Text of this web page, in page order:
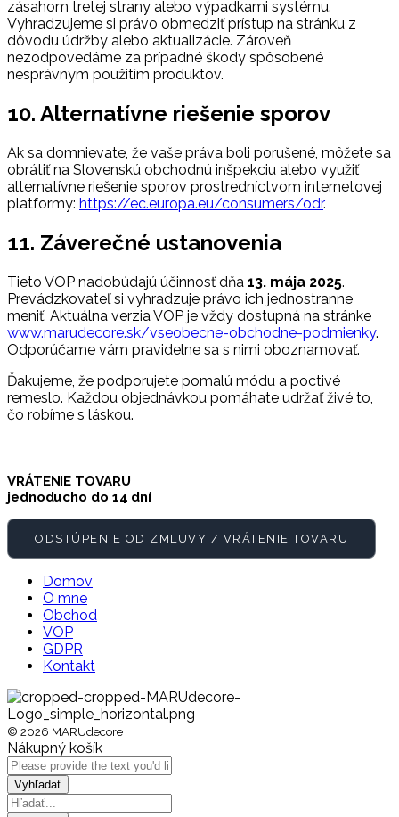
zásahom tretej strany alebo výpadkami systému.
Vyhradzujeme si právo obmedziť prístup na stránku z
dôvodu údržby alebo aktualizácie. Zároveň
nezodpovedáme za prípadné škody spôsobené
nesprávnym použitím produktov.
10. Alternatívne riešenie sporov
Ak sa domnievate, že vaše práva boli porušené, môžete sa
obrátiť na Slovenskú obchodnú inšpekciu alebo využiť
alternatívne riešenie sporov prostredníctvom internetovej
platformy: https://ec.europa.eu/consumers/odr.
11. Záverečné ustanovenia
Tieto VOP nadobúdajú účinnosť dňa 13. mája 2025.
Prevádzkovateľ si vyhradzuje právo ich jednostranne
meniť. Aktuálna verzia VOP je vždy dostupná na stránke
www.marudecore.sk/vseobecne-obchodne-podmienky.
Odporúčame vám pravidelne sa s nimi oboznamovať.
Ďakujeme, že podporujete pomalú módu a poctivé
remeslo. Každou objednávkou pomáhate udržať živé to,
čo robíme s láskou.
VRÁTENIE TOVARU
jednoducho do 14 dní
ODSTÚPENIE OD ZMLUVY / VRÁTENIE TOVARU
Domov
O mne
Obchod
VOP
GDPR
Kontakt
© 2026 MARUdecore
Nákupný košík